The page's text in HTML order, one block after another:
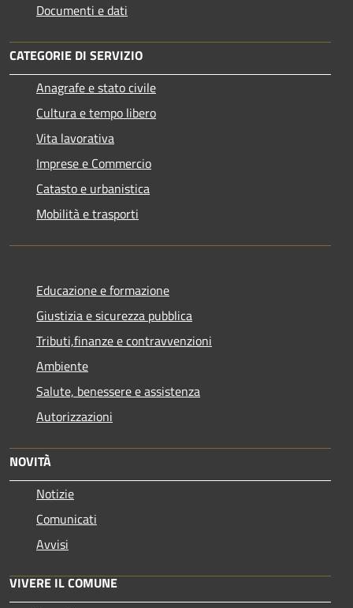
Documenti e dati
CATEGORIE DI SERVIZIO
Anagrafe e stato civile
Cultura e tempo libero
Vita lavorativa
Imprese e Commercio
Catasto e urbanistica
Mobilità e trasporti
Educazione e formazione
Giustizia e sicurezza pubblica
Tributi,finanze e contravvenzioni
Ambiente
Salute, benessere e assistenza
Autorizzazioni
NOVITÀ
Notizie
Comunicati
Avvisi
VIVERE IL COMUNE